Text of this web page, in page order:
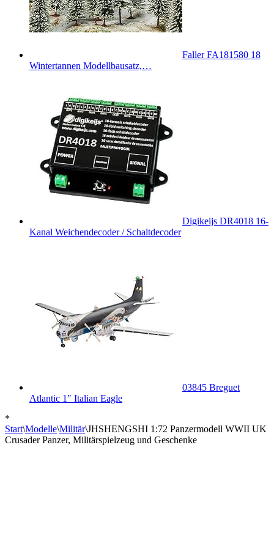
Faller FA181580 18
Wintertannen Modellbausatz,…
Digikeijs DR4018 16-
Kanal Weichendecoder / Schaltdecoder
03845 Breguet
Atlantic 1″ Italian Eagle
*
Start\Modelle\Militär\JHSHENGSHI 1:72 Panzermodell WWII UK
Crusader Panzer, Militärspielzeug und Geschenke